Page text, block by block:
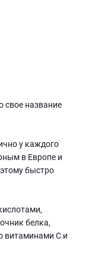
свое название
у каждого
в Европе и
быстро
белка,
витаминами C и